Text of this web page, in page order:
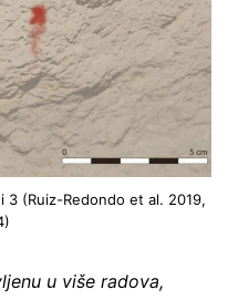
3 (Ruiz-Redondo et al. 2019,
u više radova,